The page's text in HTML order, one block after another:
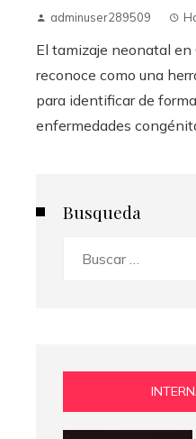
adminuser289509
El tamizaje neonatal en
reconoce como una
para identificar de
enfermedades
Busqueda